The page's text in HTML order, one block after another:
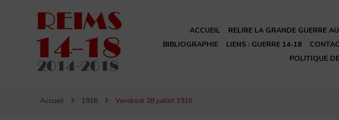
ACCUEIL RELIRE LA GRANDE GUERRE
BIBLIOGRAPHIE
LIENS : GUERRE 14-18
POLITIQUE
Accueil 1916 Vendredi 28 juillet 1916